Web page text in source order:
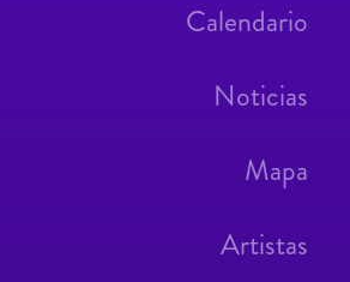
Calendario
Noticias
Mapa
Artistas